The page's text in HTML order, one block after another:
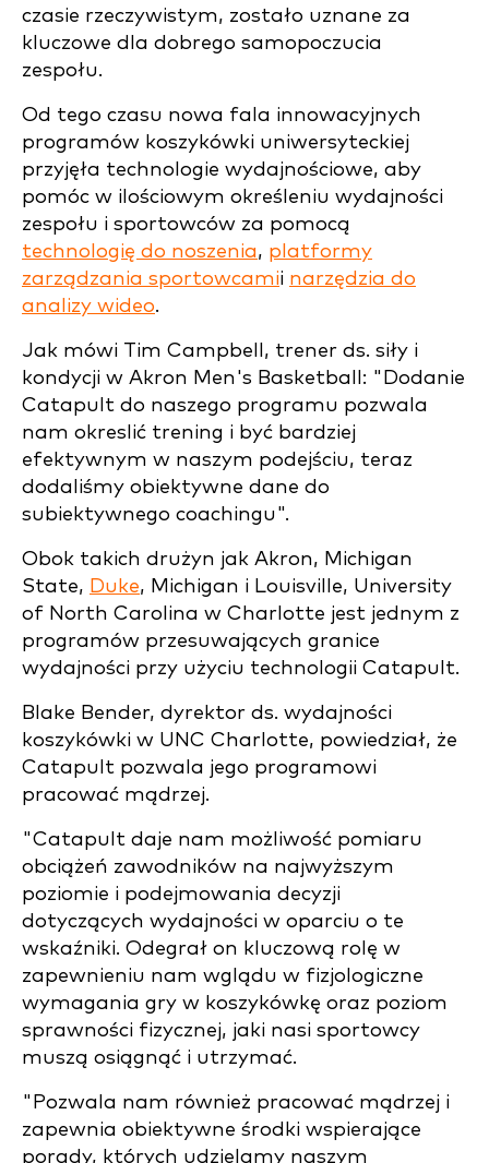
czasie rzeczywistym, zostało uznane za
kluczowe dla dobrego samopoczucia
zespołu.
Od tego czasu nowa fala innowacyjnych
programów koszykówki uniwersyteckiej
przyjęła technologie wydajnościowe, aby
pomóc w ilościowym określeniu wydajności
zespołu i sportowców za pomocą
technologię do noszenia, platformy
zarządzania sportowcamii narzędzia do
analizy wideo.
Jak mówi Tim Campbell, trener ds. siły i
kondycji w Akron Men's Basketball: "Dodanie
Catapult do naszego programu pozwala
nam okreslić trening i być bardziej
efektywnym w naszym podejściu, teraz
dodaliśmy obiektywne dane do
subiektywnego coachingu".
Obok takich drużyn jak Akron, Michigan
State, Duke, Michigan i Louisville, University
of North Carolina w Charlotte jest jednym z
programów przesuwających granice
wydajności przy użyciu technologii Catapult.
Blake Bender, dyrektor ds. wydajności
koszykówki w UNC Charlotte, powiedział, że
Catapult pozwala jego programowi
pracować mądrzej.
"Catapult daje nam możliwość pomiaru
obciążeń zawodników na najwyższym
poziomie i podejmowania decyzji
dotyczących wydajności w oparciu o te
wskaźniki. Odegrał on kluczową rolę w
zapewnieniu nam wglądu w fizjologiczne
wymagania gry w koszykówkę oraz poziom
sprawności fizycznej, jaki nasi sportowcy
muszą osiągnąć i utrzymać.
"Pozwala nam również pracować mądrzej i
zapewnia obiektywne środki wspierające
porady, których udzielamy naszym